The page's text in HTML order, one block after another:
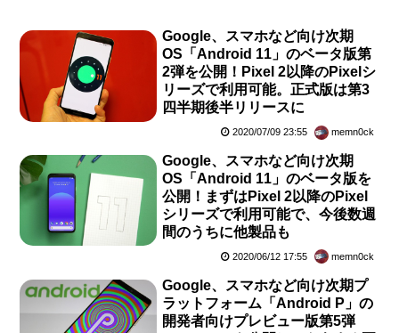
Google、スマホなど向け次期
OS「Android 11」のベータ版第
2弾を公開！Pixel 2以降のPixelシ
リーズで利用可能。正式版は第3
四半期後半リリースに
2020/07/09 23:55 memn0ck
Google、スマホなど向け次期
OS「Android 11」のベータ版を
公開！まずはPixel 2以降のPixel
シリーズで利用可能で、今後数週
間のうちに他製品も
2020/06/12 17:55 memn0ck
Google、スマホなど向け次期プ
ラットフォーム「Android P」の
開発者向けプレビュー版第5弾